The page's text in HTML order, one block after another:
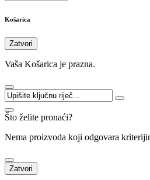
Košarica
Zatvori
Vaša Košarica je prazna.
Što želite pronaći?
Nema proizvoda koji odgovara
Zatvori